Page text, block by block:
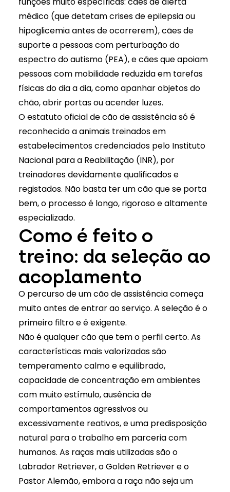
médico (que detetam crises de epilepsia ou
hipoglicemia antes de ocorrerem), cães de
suporte a pessoas com perturbação do
espectro do autismo (PEA), e cães que apoiam
pessoas com mobilidade reduzida em tarefas
físicas do dia a dia, como apanhar objetos do
chão, abrir portas ou acender luzes.
O estatuto oficial de cão de assistência só é
reconhecido a animais treinados em
estabelecimentos credenciados pelo Instituto
Nacional para a Reabilitação (INR), por
treinadores devidamente qualificados e
registados. Não basta ter um cão que se porta
bem, o processo é longo, rigoroso e altamente
especializado.
Como é feito o
treino: da seleção ao
acoplamento
O percurso de um cão de assistência começa
muito antes de entrar ao serviço. A seleção é o
primeiro filtro e é exigente.
Não é qualquer cão que tem o perfil certo. As
características mais valorizadas são
temperamento calmo e equilibrado,
capacidade de concentração em ambientes
com muito estímulo, ausência de
comportamentos agressivos ou
excessivamente reativos, e uma predisposição
natural para o trabalho em parceria com
humanos. As raças mais utilizadas são o
Labrador Retriever, o Golden Retriever e o
Pastor Alemão, embora a raça não seja um